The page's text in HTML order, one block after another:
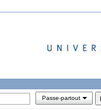
Passe-partout